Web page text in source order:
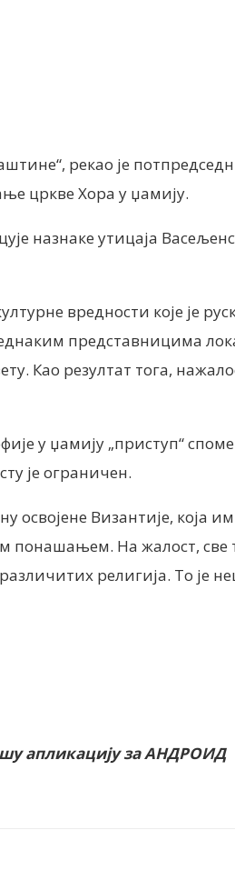
рекао је
цркве Хора у џамију.
назнаке утицаја
вредности које је
представницима
Као резултат тога,
у џамију „приступ“
је ограничен.
Византије, која
понашањем. На жалост,
религија. То је н
апликацију за АНДРОИД